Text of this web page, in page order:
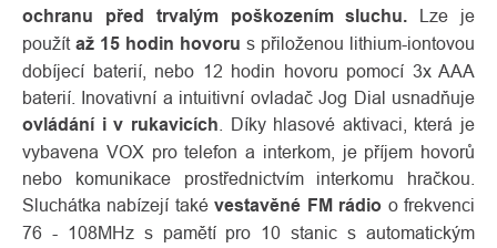
ochranu před trvalým poškozením sluchu. Lze je
použít až 15 hodin hovoru s přiloženou lithium-iontovou
dobíjecí baterií, nebo 12 hodin hovoru pomocí 3x AAA
baterií. Inovativní a intuitivní ovladač Jog Dial usnadňuje
ovládání i v rukavicích . Díky hlasové aktivaci, která je
vybavena VOX pro telefon a interkom, je příjem hovorů
nebo komunikace prostřednictvím interkomu hračkou.
Sluchátka nabízejí takévestavěné FM rádio o frekvenci
76 - 108MHz s pamětí pro 10 stanic s automatickým